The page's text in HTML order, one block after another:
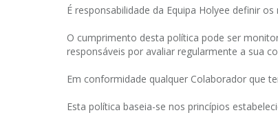
É responsabilidade da Equipa Holyee definir
O cumprimento desta política pode ser
responsáveis por avaliar regularmente a sua
Em conformidade qualquer Colaborador que
Esta política baseia-se nos princípios